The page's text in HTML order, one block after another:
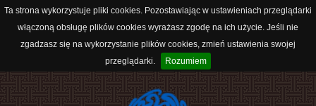
Ta strona wykorzystuje pliki cookies. Pozostawiając w ustawieniach przeglądarki
włączoną obsługę plików cookies wyrażasz zgodę na ich użycie. Jeśli nie
zgadzasz się na wykorzystanie plików cookies, zmień ustawienia swojej
przeglądarki.
Rozumiem